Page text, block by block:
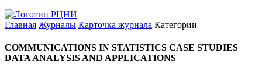
Главная Журналы Карточка журнала Категории
COMMUNICATIONS IN STATISTICS CASE STUDIES
DATA ANALYSIS AND APPLICATIONS